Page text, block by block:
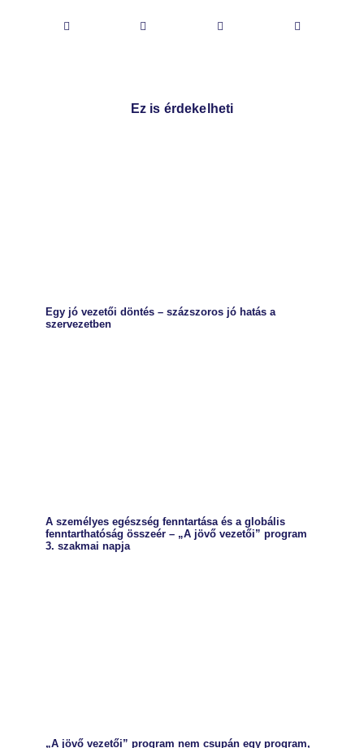
Ez is érdekelheti
Egy jó vezetői döntés – százszoros jó hatás a
szervezetben
A személyes egészség fenntartása és a globális
fenntarthatóság összeér – „A jövő vezetői” program
3. szakmai napja
„A jövő vezetői” program nem csupán egy program,